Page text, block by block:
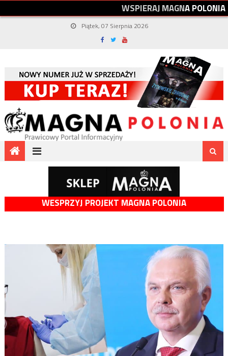
WSPIERAJMAGNAPOLONIA
Piątek, 07 Sierpnia 2026
WESPRZYJ PROJEKT MAGNA POLONIA